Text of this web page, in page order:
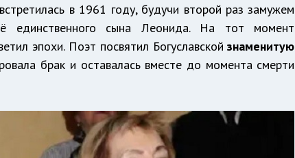
в 1961 году, будучи второй раз замужем
единственного сына Леонида. На тот момент
эпохи. Поэт посвятил Богуславскойзнаменитую
брак и оставалась вместе до момента смерти